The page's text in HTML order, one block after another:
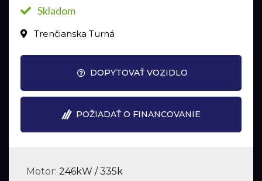
Skladom
Trenčianska Turná
DOPYTOVAŤ VOZIDLO
POŽIADAŤ O FINANCOVANIE
Motor: 246kW / 335k